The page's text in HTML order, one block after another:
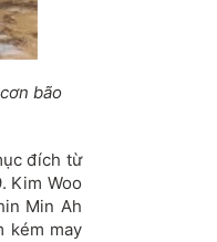
bão
đích từ
Kim Woo
Min Ah
kém may